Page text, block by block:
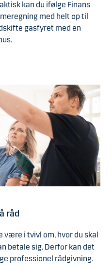
kan du ifølge Finans
med helt op til
gasfyret med en
råd
være i tvivl om, hvor du skal
betale sig. Derfor kan det
professionel rådgivning.